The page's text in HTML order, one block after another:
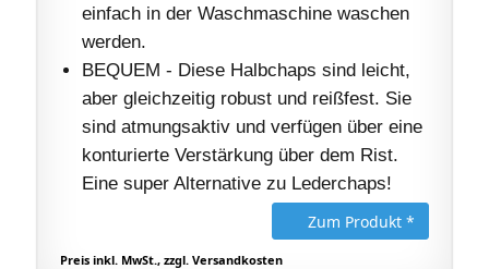
einfach in der Waschmaschine waschen
werden.
BEQUEM - Diese Halbchaps sind leicht,
aber gleichzeitig robust und reißfest. Sie
sind atmungsaktiv und verfügen über eine
konturierte Verstärkung über dem Rist.
Eine super Alternative zu Lederchaps!
Zum Produkt *
Preis inkl. MwSt., zzgl. Versandkosten